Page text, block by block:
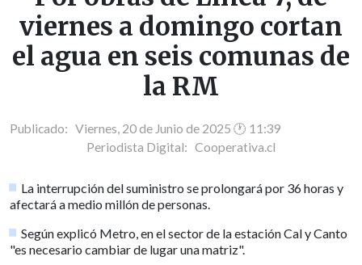
viernes a domingo cortan
el agua en seis comunas de
la RM
Publicado: Viernes, 20 de Junio de 2025 🕐 11:39
Periodista Digital: Cooperativa.cl
La interrupción del suministro se prolongará por 36 horas y
afectará a medio millón de personas.
Según explicó Metro, en el sector de la estación Cal y Canto
"es necesario cambiar de lugar una matriz".